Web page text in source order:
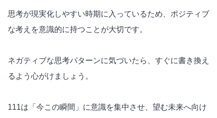
思考が現実化しやすい時期に入っているため、ポジティブ
な考えを意識的に持つことが大切です。
ネガティブな思考パターンに気づいたら、すぐに書き換え
るよう心がけましょう。
111は「今この瞬間」に意識を集中させ、望む未来へ向け